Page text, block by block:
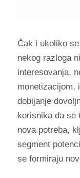
Čak i ukoliko
nekog razloga
interesovanja,
monetizacijom,
dobijanje
korisnika da se
nova potreba,
segment
se formiraju